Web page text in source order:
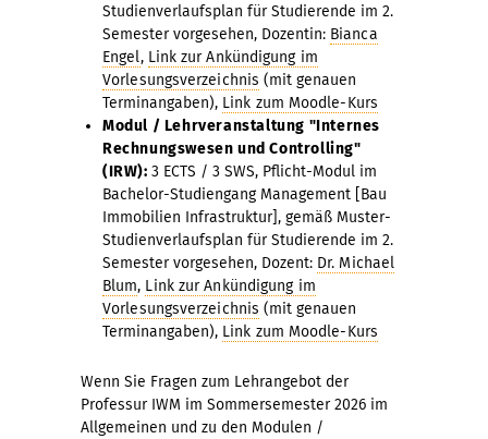
Studienverlaufsplan für Studierende im 2.
Semester vorgesehen, Dozentin: Bianca
Engel, Link zur Ankündigung im
Vorlesungsverzeichnis (mit genauen
Terminangaben), Link zum Moodle-Kurs
Modul / Lehrveranstaltung "Internes
Rechnungswesen und Controlling"
(IRW):3 ECTS / 3 SWS, Pflicht-Modul im
Bachelor-Studiengang Management [Bau
Immobilien Infrastruktur], gemäß Muster-
Studienverlaufsplan für Studierende im 2.
Semester vorgesehen, Dozent: Dr. Michael
Blum, Link zur Ankündigung im
Vorlesungsverzeichnis (mit genauen
Terminangaben), Link zum Moodle-Kurs
Wenn Sie Fragen zum Lehrangebot der
Professur IWM im Sommersemester 2026 im
Allgemeinen und zu den Modulen /